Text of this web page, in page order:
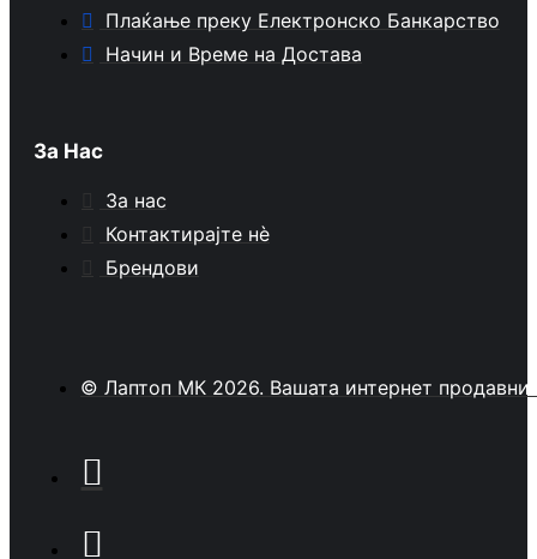
Плаќање преку Електронско Банкарство
Начин и Време на Достава
За Нас
За нас
Контактирајте нè
Брендови
© Лаптоп МК 2026. Вашата интернет